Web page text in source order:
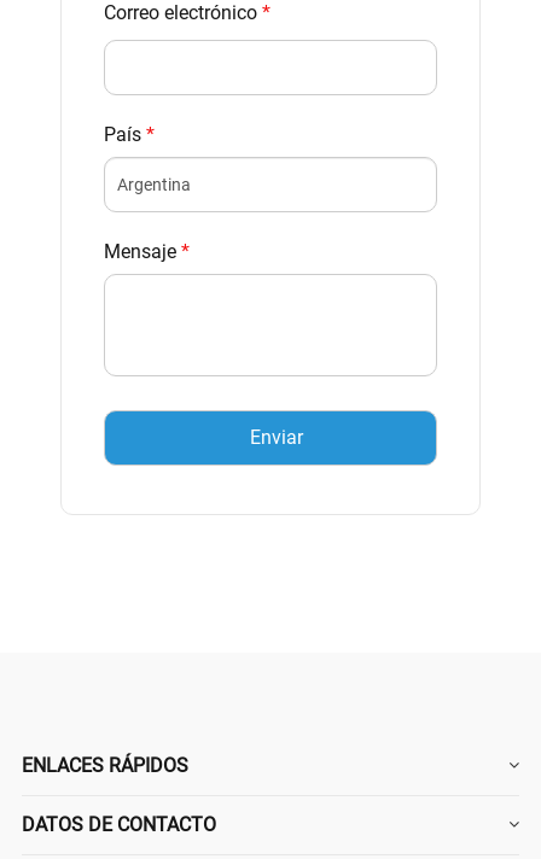
Correo electrónico *
País *
Mensaje *
ENLACES RÁPIDOS
DATOS DE CONTACTO